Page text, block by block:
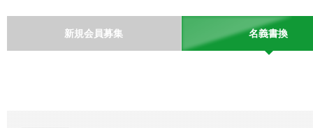
新規会員募集 名義書換